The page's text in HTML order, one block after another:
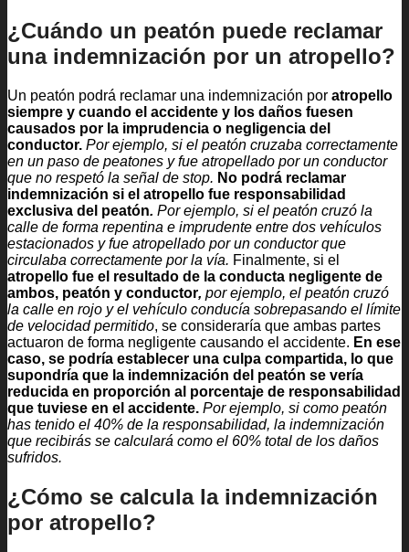
¿Cuándo un peatón puede reclamar
una indemnización por un atropello?
Un peatón podrá reclamar una indemnización por atropello
siempre y cuando el accidente y los daños fuesen
causados por la imprudencia o negligencia del
conductor. Por ejemplo, si el peatón cruzaba correctamente
en un paso de peatones y fue atropellado por un conductor
que no respetó la señal de stop. No podrá reclamar
indemnización si el atropello fue responsabilidad
exclusiva del peatón. Por ejemplo, si el peatón cruzó la
calle de forma repentina e imprudente entre dos vehículos
estacionados y fue atropellado por un conductor que
circulaba correctamente por la vía. Finalmente, si el
atropello fue el resultado de la conducta negligente de
ambos, peatón y conductor, por ejemplo, el peatón cruzó
la calle en rojo y el vehículo conducía sobrepasando el límite
de velocidad permitido, se consideraría que ambas partes
actuaron de forma negligente causando el accidente. En ese
caso, se podría establecer una culpa compartida, lo que
supondría que la indemnización del peatón se vería
reducida en proporción al porcentaje de responsabilidad
que tuviese en el accidente. Por ejemplo, si como peatón
has tenido el 40% de la responsabilidad, la indemnización
que recibirás se calculará como el 60% total de los daños
sufridos.
¿Cómo se calcula la indemnización
por atropello?